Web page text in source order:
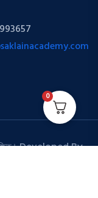
Developed By
0